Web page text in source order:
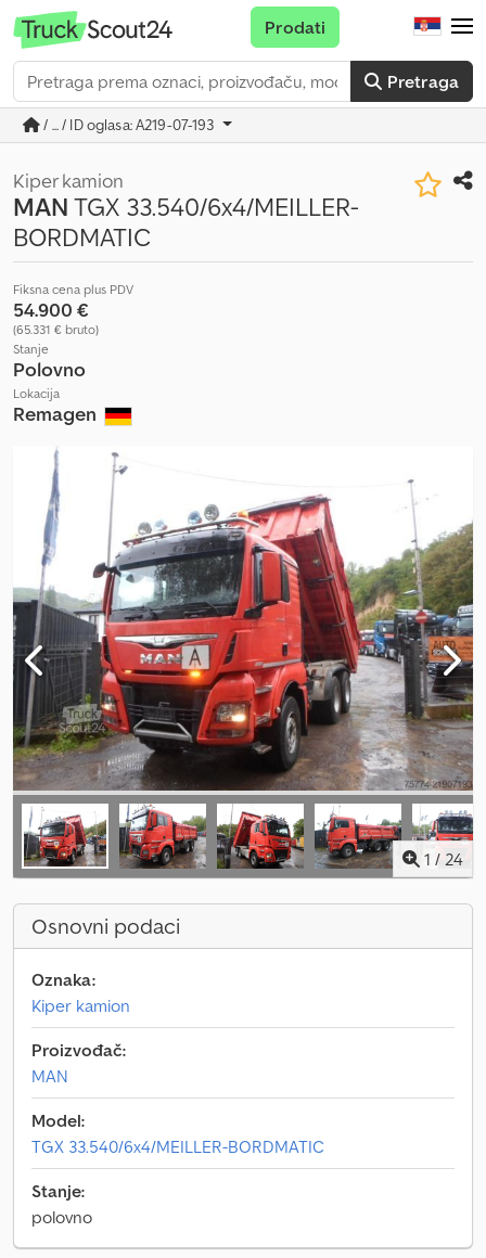
Pretraga
Prodati
/ ... / ID oglasa: A219-07-193
Kiper kamion
MANTGX 33.540/6x4/MEILLER-
BORDMATIC
Fiksna cena plus PDV
54.900 €
(65.331 € bruto)
Stanje
Polovno
Lokacija
Remagen
1 / 24
Osnovni podaci
Oznaka:
Kiper kamion
Proizvođač:
MAN
Model:
TGX 33.540/6x4/MEILLER-BORDMATIC
Stanje:
polovno